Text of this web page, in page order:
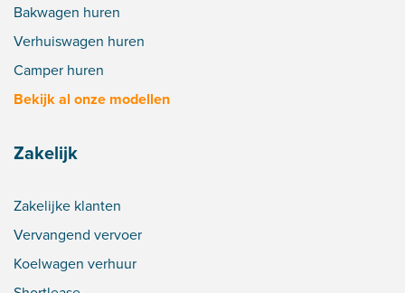
Bakwagen huren
Verhuiswagen huren
Camper huren
Bekijk al onze modellen
Zakelijk
Zakelijke klanten
Vervangend vervoer
Koelwagen verhuur